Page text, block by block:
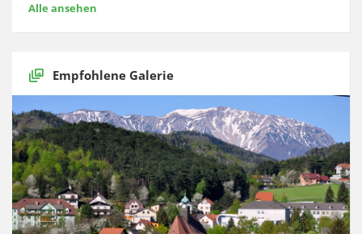
Alle ansehen
Empfohlene Galerie